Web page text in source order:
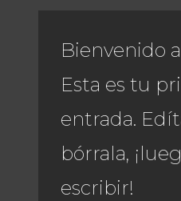
Bienvenido
Esta es tu
entrada.
bórrala,
escribir!